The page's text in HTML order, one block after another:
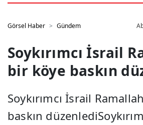
Görsel Haber Gündem
Soykırımcı İsrail
bir köye baskın
Soykırımcı İsrail
baskın